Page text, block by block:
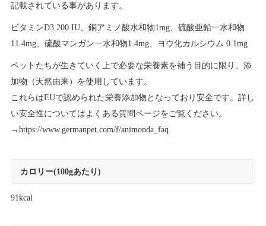
記載されている事があります。
ビタミンD3 200 IU、銅アミノ酸水和物1mg、硫酸亜鉛一水和物
11.4mg、硫酸マンガン一水和物1.4mg、ヨウ化カルシウム 0.1mg
ペットたちが生きていく上で必要な栄養素を補う目的に限り、添
加物（天然由来）を使用しています。
これらはEUで認められた栄養添加物となっており安全です。詳し
い安全性についてはよくある質問ページをご覧ください。
→ https://www.germanpet.com/f/animonda_faq
カロリー(100gあたり)
91kcal